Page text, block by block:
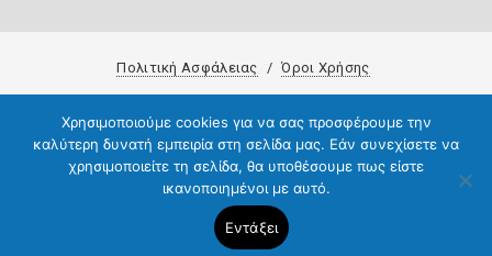
Πολιτική Ασφάλειας Όροι Χρήσης
Χρησιμοποιούμε cookies για να σας προσφέρουμε την
καλύτερη δυνατή εμπειρία στη σελίδα μας. Εάν συνεχίσετε να
χρησιμοποιείτε τη σελίδα, θα υποθέσουμε πως είστε
ικανοποιημένοι με αυτό.
Εντάξει